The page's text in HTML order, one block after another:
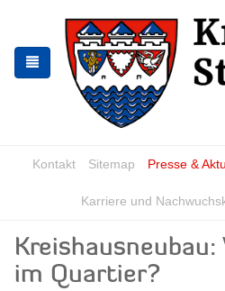
springen
springen
Kontakt Sitemap Presse &
Karriere und
im Quartier?